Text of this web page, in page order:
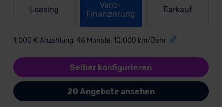
Leasing
Vario-
Finanzierung
Barkauf
1.000 € Anzahlung, 48 Monate, 10.000 km/Jahr
Selber konfigurieren
20 Angebote ansehen